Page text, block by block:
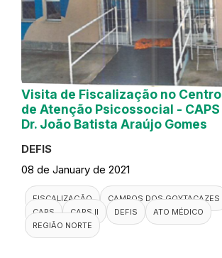
Visita de Fiscalização no Centro
de Atenção Psicossocial - CAPS
Dr. João Batista Araújo Gomes
DEFIS
08 de January de 2021
FISCALIZAÇÃO
CAMPOS DOS GOYTACAZES
CAPS
CAPS II DEFIS
ATO MÉDICO
REGIÃO NORTE